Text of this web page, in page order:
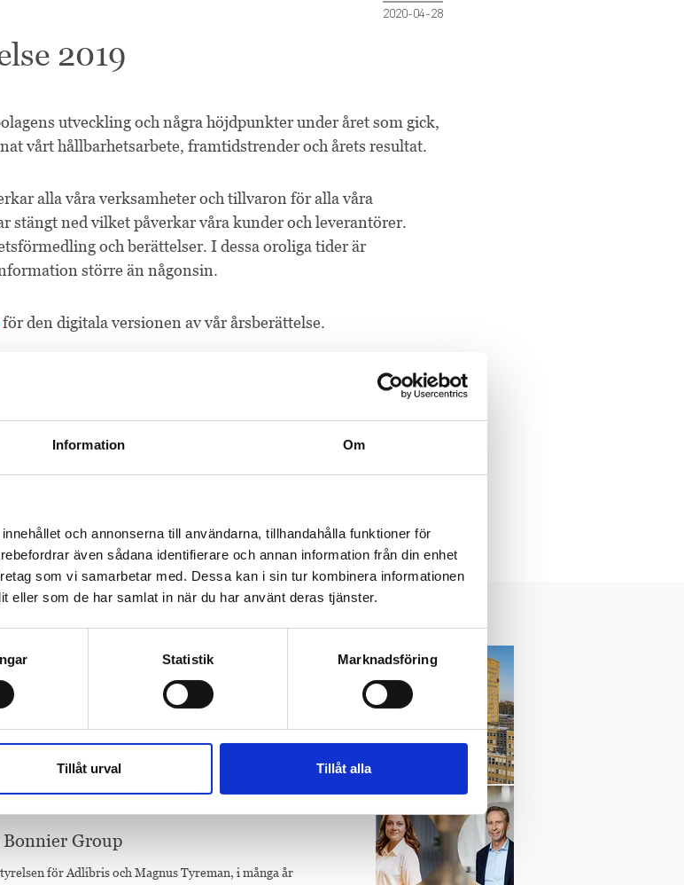
Information Om
och annonserna till användarna, tillhandahålla funktioner för
även sådana identifierare och annan information från din enhet
som vi samarbetar med. Dessa kan i sin tur kombinera informationen
eller som de har samlat in när du har använt deras tjänster.
Statistik Marknadsföring
Tillåt urval Tillåt alla
2020-04-28
2019
utveckling och några höjdpunkter under året som gick,
vårt hållbarhetsarbete, framtidstrender och årets resultat.
alla våra verksamheter och tillvaron för alla våra
stängt ned vilket påverkar våra kunder och leverantörer.
och berättelser. I dessa oroliga tider är
större än någonsin.
för den digitala versionen av vår årsberättelse.
Group 2024
passerade två miljarder, det bästa i
Group
för Adlibris och Magnus Tyreman, i många år